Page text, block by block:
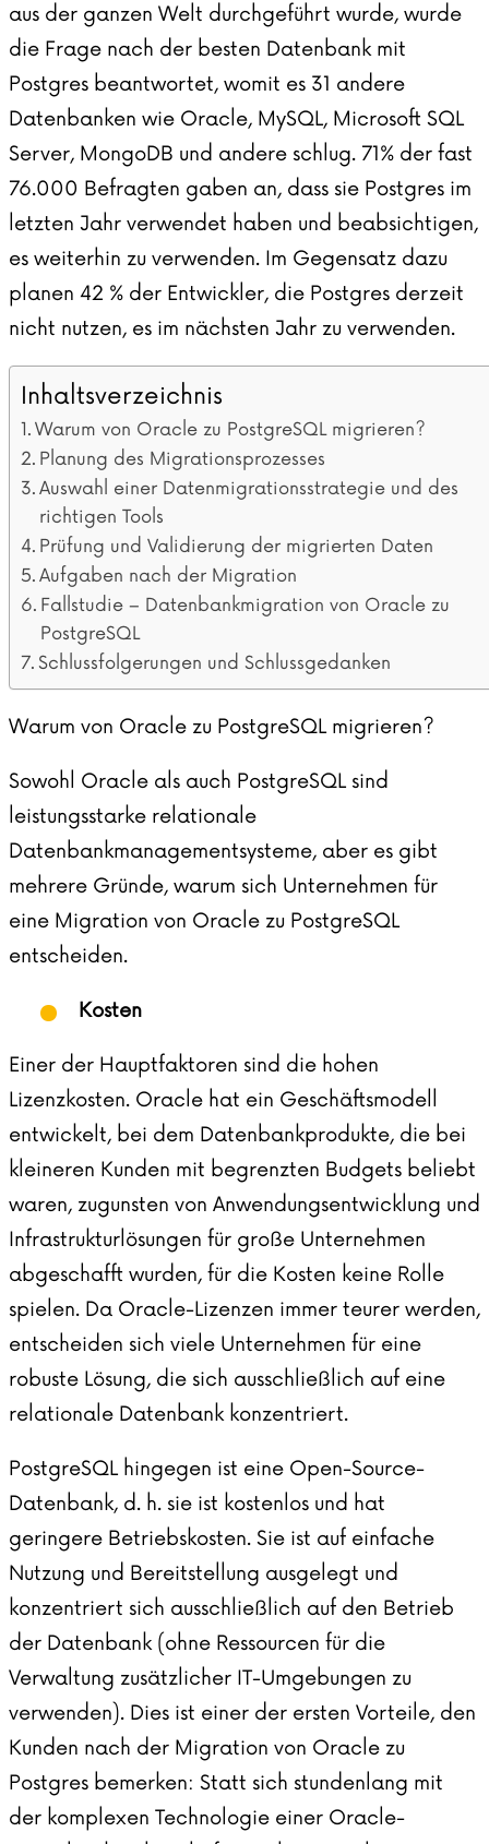
aus der ganzen Welt durchgeführt wurde, wurde
die Frage nach der besten Datenbank mit
Postgres beantwortet, womit es 31 andere
Datenbanken wie Oracle, MySQL, Microsoft SQL
Server, MongoDB und andere schlug. 71% der fast
76.000 Befragten gaben an, dass sie Postgres im
letzten Jahr verwendet haben und beabsichtigen,
es weiterhin zu verwenden. Im Gegensatz dazu
planen 42 % der Entwickler, die Postgres derzeit
nicht nutzen, es im nächsten Jahr zu verwenden.
Inhaltsverzeichnis
Warum von Oracle zu PostgreSQL migrieren?
Planung des Migrationsprozesses
Auswahl einer Datenmigrationsstrategie und des
richtigen Tools
Prüfung und Validierung der migrierten Daten
Aufgaben nach der Migration
Fallstudie – Datenbankmigration von Oracle zu
PostgreSQL
Schlussfolgerungen und Schlussgedanken
Warum von Oracle zu PostgreSQL migrieren?
Sowohl Oracle als auch PostgreSQL sind
leistungsstarke relationale
Datenbankmanagementsysteme, aber es gibt
mehrere Gründe, warum sich Unternehmen für
eine Migration von Oracle zu PostgreSQL
entscheiden.
Kosten
Einer der Hauptfaktoren sind die hohen
Lizenzkosten. Oracle hat ein Geschäftsmodell
entwickelt, bei dem Datenbankprodukte, die bei
kleineren Kunden mit begrenzten Budgets beliebt
waren, zugunsten von Anwendungsentwicklung und
Infrastrukturlösungen für große Unternehmen
abgeschafft wurden, für die Kosten keine Rolle
spielen. Da Oracle-Lizenzen immer teurer werden,
entscheiden sich viele Unternehmen für eine
robuste Lösung, die sich ausschließlich auf eine
relationale Datenbank konzentriert.
PostgreSQL hingegen ist eine Open-Source-
Datenbank, d. h. sie ist kostenlos und hat
geringere Betriebskosten. Sie ist auf einfache
Nutzung und Bereitstellung ausgelegt und
konzentriert sich ausschließlich auf den Betrieb
der Datenbank (ohne Ressourcen für die
Verwaltung zusätzlicher IT-Umgebungen zu
verwenden). Dies ist einer der ersten Vorteile, den
Kunden nach der Migration von Oracle zu
Postgres bemerken: Statt sich stundenlang mit
der komplexen Technologie einer Oracle-